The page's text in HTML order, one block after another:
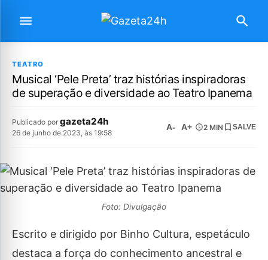
TEATRO
Musical ‘Pele Preta’ traz histórias inspiradoras
de superação e diversidade ao Teatro Ipanema
Publicado por gazeta24h
26 de junho de 2023, às 19:58
A- A+ 2 MIN SALVE
Foto: Divulgação
Escrito e dirigido por Binho Cultura, espetáculo
destaca a força do conhecimento ancestral e